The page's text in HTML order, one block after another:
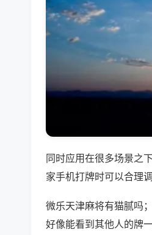
同时应用在很多场景之
家手机打牌时可以合理
微乐天津麻将有猫腻吗
好像能看到其他人的牌